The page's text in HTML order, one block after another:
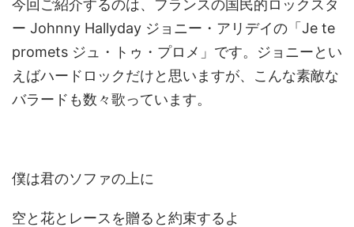
今回ご紹介するのは、フランスの国民的ロックスタ
ー Johnny Hallyday ジョニー・アリデイの「Je te
promets ジュ・トゥ・プロメ」です。ジョニーとい
えばハードロックだけと思いますが、こんな素敵な
バラードも数々歌っています。
僕は君のソファの上に
空と花とレースを贈ると約束するよ